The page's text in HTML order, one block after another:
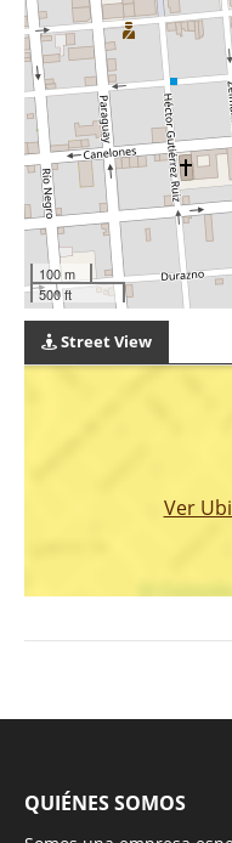
100 m
500 ft
Street View
Ver
QUIÉNES SOMOS